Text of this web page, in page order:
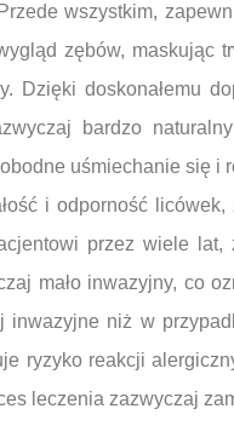
wszystkim,
zębów, maskując
Dzięki doskonałemu
bardzo
uśmiechanie się i
i odporność
przez wiele
mało inwazyjny, co
inwazyjne niż w
ryzyko reakcji
leczenia zazwyczaj